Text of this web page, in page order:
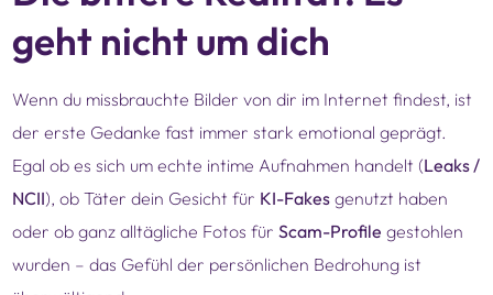
geht nicht um dich
Wenn du missbrauchte Bilder von dir im Internet findest, ist
der erste Gedanke fast immer stark emotional geprägt.
Egal ob es sich um echte intime Aufnahmen handelt (Leaks /
NCII), ob Täter dein Gesicht für KI-Fakes genutzt haben
oder ob ganz alltägliche Fotos fürScam-Profile gestohlen
wurden – das Gefühl der persönlichen Bedrohung ist